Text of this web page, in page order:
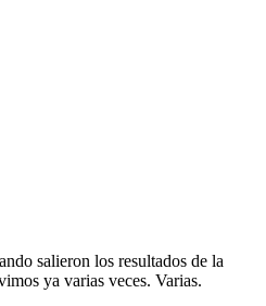
salieron los resultados de la
ya varias veces. Varias.